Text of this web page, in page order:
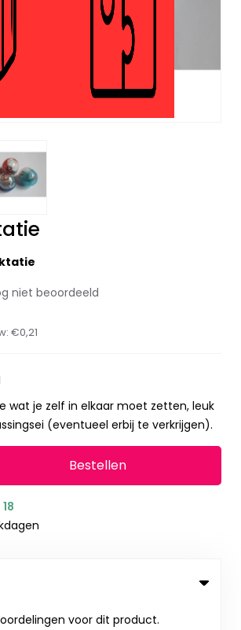
niet beoordeeld
€0,21
wat je zelf in elkaar moet zetten, leuk
(eventueel erbij te verkrijgen).
Bestellen
voor dit product.